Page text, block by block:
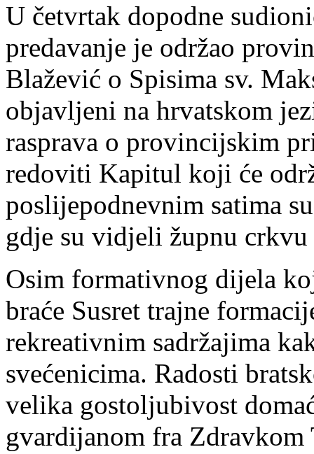
U četvrtak dopodne
predavanje je održao
Blažević o Spisima sv.
objavljeni na hrvatskom
rasprava o provincijskim
redoviti Kapitul koji će
poslijepodnevnim satima
gdje su vidjeli župnu
Osim formativnog dijela
braće Susret trajne
rekreativnim sadržajima
svećenicima. Radosti
velika gostoljubivost
gvardijanom fra Zdravkom